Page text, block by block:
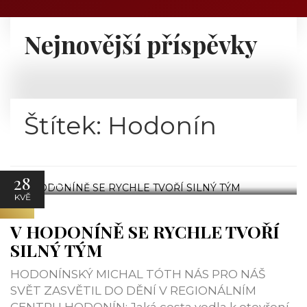
Nejnovější příspěvky
Štítek: Hodonín
28
KVĚ
ATT
V HODONÍNĚ SE RYCHLE TVOŘÍ
SILNÝ TÝM
HODONÍNSKÝ MICHAL TÓTH NÁS PRO NÁŠ
SVĚT ZASVĚTIL DO DĚNÍ V REGIONÁLNÍM